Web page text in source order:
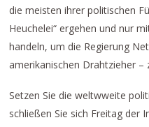
die meisten ihrer politischen
Heuchelei“ ergehen und nur
handeln, um die Regierung
amerikanischen Drahtzieher –
Setzen Sie die weltwweite
schließen Sie sich Freitag der